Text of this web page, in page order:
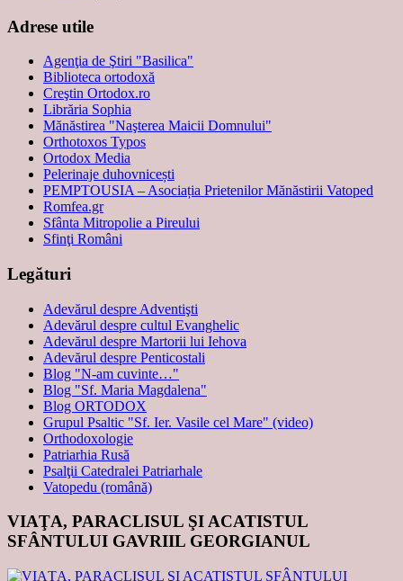
Adrese utile
Agenţia de Ştiri "Basilica"
Biblioteca ortodoxă
Creştin Ortodox.ro
Librăria Sophia
Mănăstirea "Naşterea Maicii Domnului"
Orthotoxos Typos
Ortodox Media
Pelerinaje duhovnicești
PEMPTOUSIA – Asociația Prietenilor Mănăstirii Vatoped
Romfea.gr
Sfânta Mitropolie a Pireului
Sfinţi Români
Legături
Adevărul despre Adventişti
Adevărul despre cultul Evanghelic
Adevărul despre Martorii lui Iehova
Adevărul despre Penticostali
Blog "N-am cuvinte…"
Blog "Sf. Maria Magdalena"
Blog ORTODOX
Grupul Psaltic "Sf. Ier. Vasile cel Mare" (video)
Orthodoxologie
Patriarhia Rusă
Psalţii Catedralei Patriarhale
Vatopedu (română)
VIAŢA, PARACLISUL ŞI ACATISTUL
SFÂNTULUI GAVRIIL GEORGIANUL